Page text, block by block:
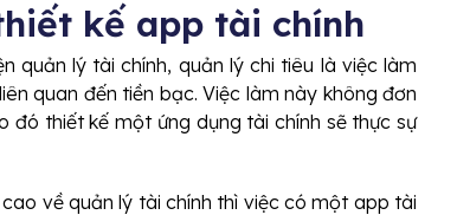
kế app tài chính
quản lý tài chính, quản lý chi tiêu là việc làm
quan đến tiền bạc. Việc làm này không đơn
đó thiết kế một ứng dụng tài chính sẽ thực sự
về quản lý tài chính thì việc có một app tài